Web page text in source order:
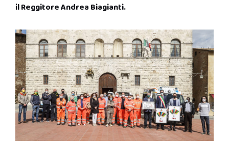
il Reggitore Andrea Biagianti.